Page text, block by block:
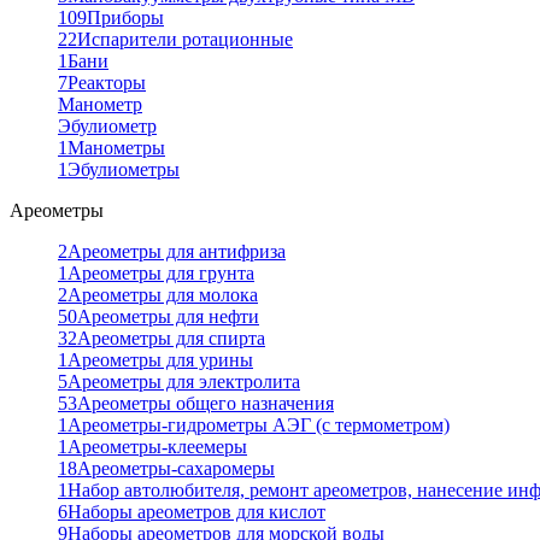
109Приборы
22Испарители ротационные
1Бани
7Реакторы
Манометр
Эбулиометр
1Манометры
1Эбулиометры
Ареометры
2Ареометры для антифриза
1 Ареометры для грунта
2Ареометры для молока
50Ареометры для нефти
32Ареометры для спирта
1 Ареометры для урины
5Ареометры для электролита
53Ареометры общего назначения
1 Ареометры-гидрометры АЭГ (с термометром)
1 Ареометры-клеемеры
18Ареометры-сахаромеры
1Набор автолюбителя, ремонт ареометров, нанесение
6Наборы ареометров для кислот
9Наборы ареометров для морской воды